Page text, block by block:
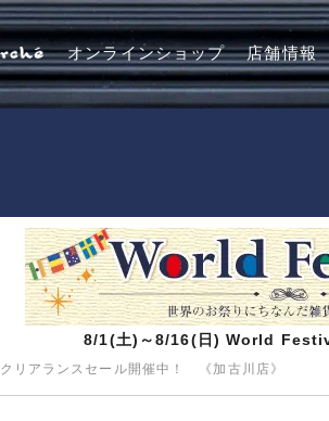
オンラインショップ 店舗情報
8/1(土)～8/16(日) World
クリアランスセール開催中！ 《加古川店》